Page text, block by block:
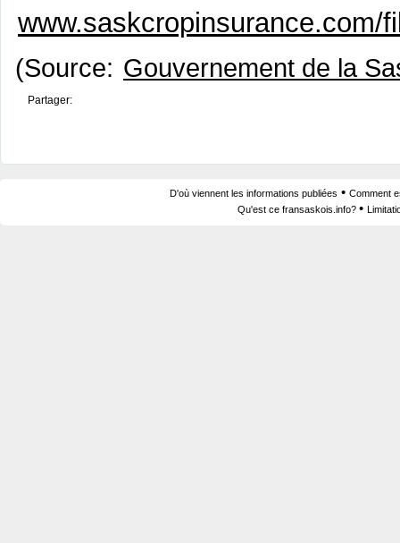
www.saskcropinsurance.com/
(Source: Gouvernement de la
Partager:
D'où viennent les informations publiées • Comment
Qu'est ce fransaskois.info? •